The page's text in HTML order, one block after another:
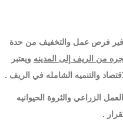
فرص عمل والتخفيف من حدة
من الريف إلى المدينه ويعتبر
والتنميه الشامله في الريف .
الزراعي والثروة الحيوانيه
.